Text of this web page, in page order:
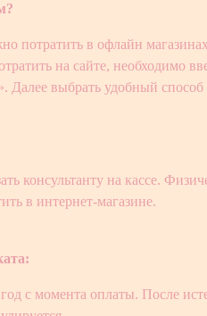
потратить в офлайн
на сайте, необходимо
Далее выбрать удобный способ
консультанту на кассе.
в интернет-магазине.
с момента оплаты. После